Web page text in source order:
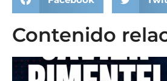
Contenido